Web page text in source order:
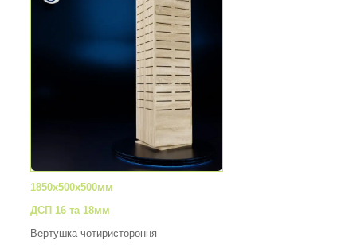
1850х500х500мм
ДСП 16 та 18мм
Вертушка чотиристороння